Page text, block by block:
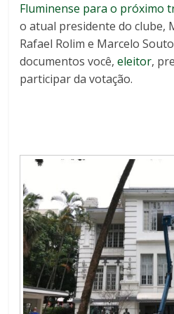
Fluminense para o próximo
o atual presidente do clube,
Rafael Rolim e Marcelo
documentos você,eleitor,
participar da votação.